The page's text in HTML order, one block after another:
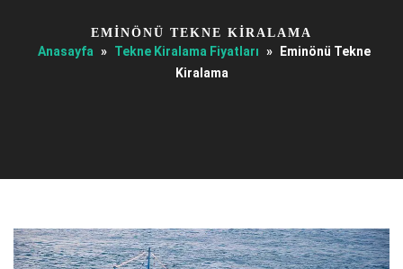
EMINÖNÜ TEKNE KIRALAMA
Anasayfa » Tekne Kiralama Fiyatları »
Eminönü Tekne
Kiralama